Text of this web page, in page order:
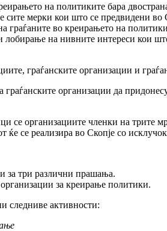
на политиките бара
мерки кои што се предвидени во
граѓаните во креирањето на
лобирање на нивните интереси кои
граѓанските организации и
организации да
се организациите членки на
се реализира во Скопје со
за три различни прашања.
за креирање политики.
следниве активности: